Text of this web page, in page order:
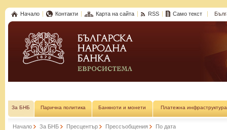
Начало Контакти Карта на сайта RSS Само текст
За БНБ Парична политика Банкноти и монети Платежна инфраструктура
Начало За БНБ Пресцентър Прессъобщения По дата